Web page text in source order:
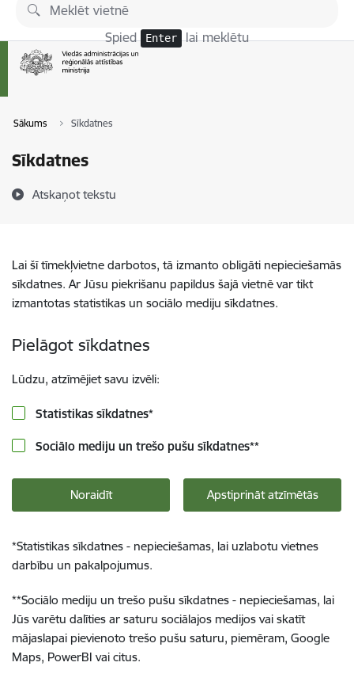
Pāriet uz lapas saturu
Spied Enter lai meklētu
Sākums Sīkdatnes
Sīkdatnes
Atskaņot tekstu
Lai šī tīmekļvietne darbotos, tā izmanto obligāti nepieciešamās
sīkdatnes. Ar Jūsu piekrišanu papildus šajā vietnē var tikt
izmantotas statistikas un sociālo mediju sīkdatnes.
Pielāgot sīkdatnes
Lūdzu, atzīmējiet savu izvēli:
Statistikas sīkdatnes*
Sociālo mediju un trešo pušu sīkdatnes**
Noraidīt Apstiprināt atzīmētās
*Statistikas sīkdatnes - nepieciešamas, lai uzlabotu vietnes
darbību un pakalpojumus.
**Sociālo mediju un trešo pušu sīkdatnes - nepieciešamas, lai
Jūs varētu dalīties ar saturu sociālajos medijos vai skatīt
mājaslapai pievienoto trešo pušu saturu, piemēram, Google
Maps, PowerBI vai citus.